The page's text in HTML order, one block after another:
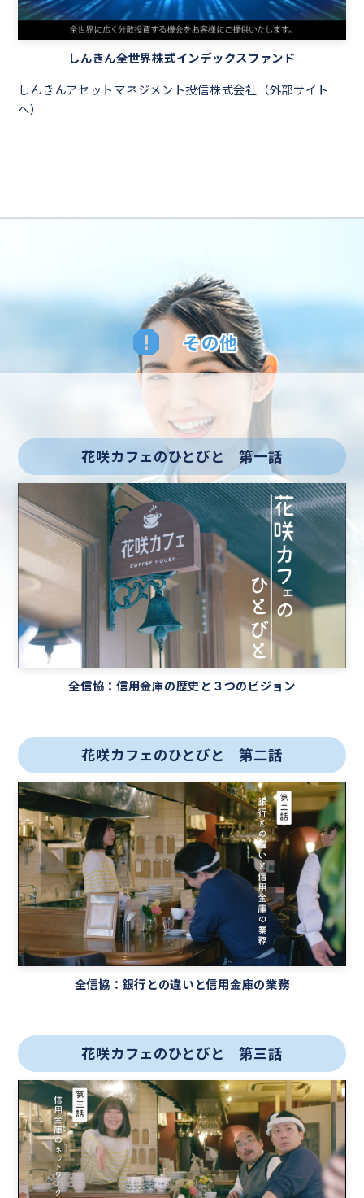
しんきん全世界株式インデックスファンド
しんきんアセットマネジメント投信株式会社（外部サイト
へ）
その他
花咲カフェのひとびと 第一話
全信協：信用金庫の歴史と３つのビジョン
花咲カフェのひとびと 第二話
全信協：銀行との違いと信用金庫の業務
花咲カフェのひとびと 第三話